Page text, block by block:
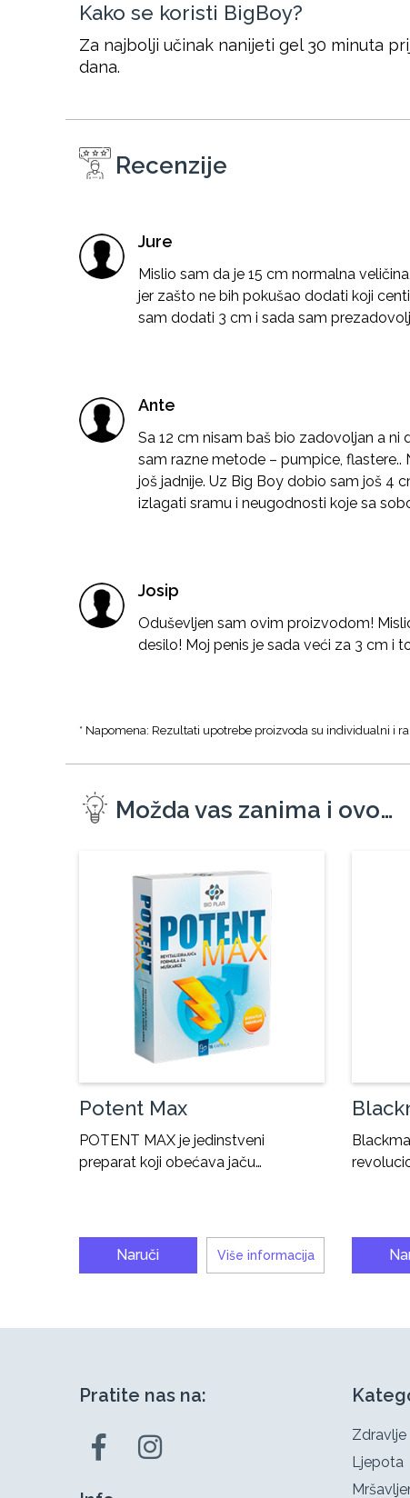
Kako se koristi BigBoy?
Za najbolji učinak nanijeti gel 30 minuta
dana.
Recenzije
Jure
Mislio sam da je 15 cm normalna
jer zašto ne bih pokušao dodati koji
sam dodati 3 cm i sada sam
Ante
Sa 12 cm nisam baš bio zadovoljan a ni
sam razne metode – pumpice,
još jadnije. Uz Big Boy dobio sam još 4
izlagati sramu i neugodnosti koje sa
Josip
Oduševljen sam ovim proizvodom!
desilo! Moj penis je sada veći za 3 cm i
* Napomena: Rezultati upotrebe proizvoda su individualni i
Možda vas zanima i ovo…
Potent Max
POTENT MAX je jedinstveni
preparat koji obećava jaču…
Naruči Više informacija
Pratite nas na:
Zdravlje
Ljepota